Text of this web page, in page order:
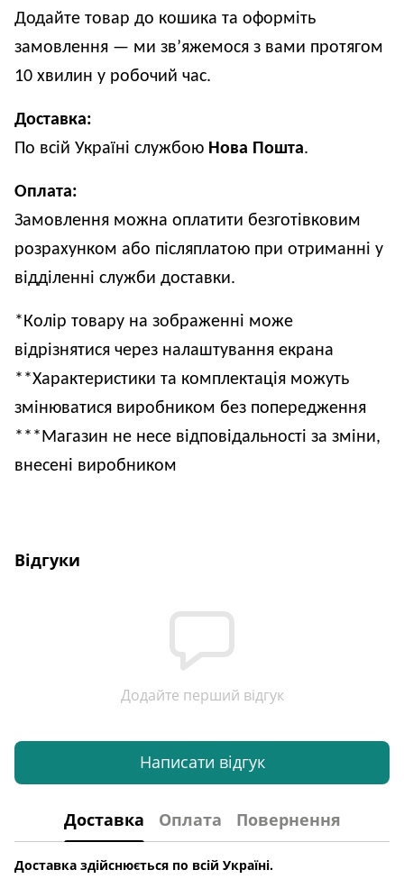
Додайте товар до кошика та оформіть
замовлення — ми зв’яжемося з вами протягом
10 хвилин у робочий час.
Доставка:
По всій Україні службою Нова Пошта.
Оплата:
Замовлення можна оплатити безготівковим
розрахунком або післяплатою при отриманні у
відділенні служби доставки.
*Колір товару на зображенні може
відрізнятися через налаштування екрана
**Характеристики та комплектація можуть
змінюватися виробником без попередження
***Магазин не несе відповідальності за зміни,
внесені виробником
Відгуки
Додайте перший відгук
Написати відгук
Доставка Оплата Повернення
Доставка здійснюється по всій Україні.